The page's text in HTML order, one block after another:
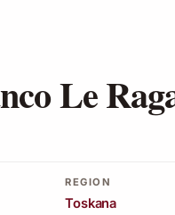
Le
REGION
Toskana